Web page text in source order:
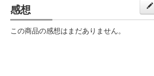
感想
この商品の感想はまだありません。